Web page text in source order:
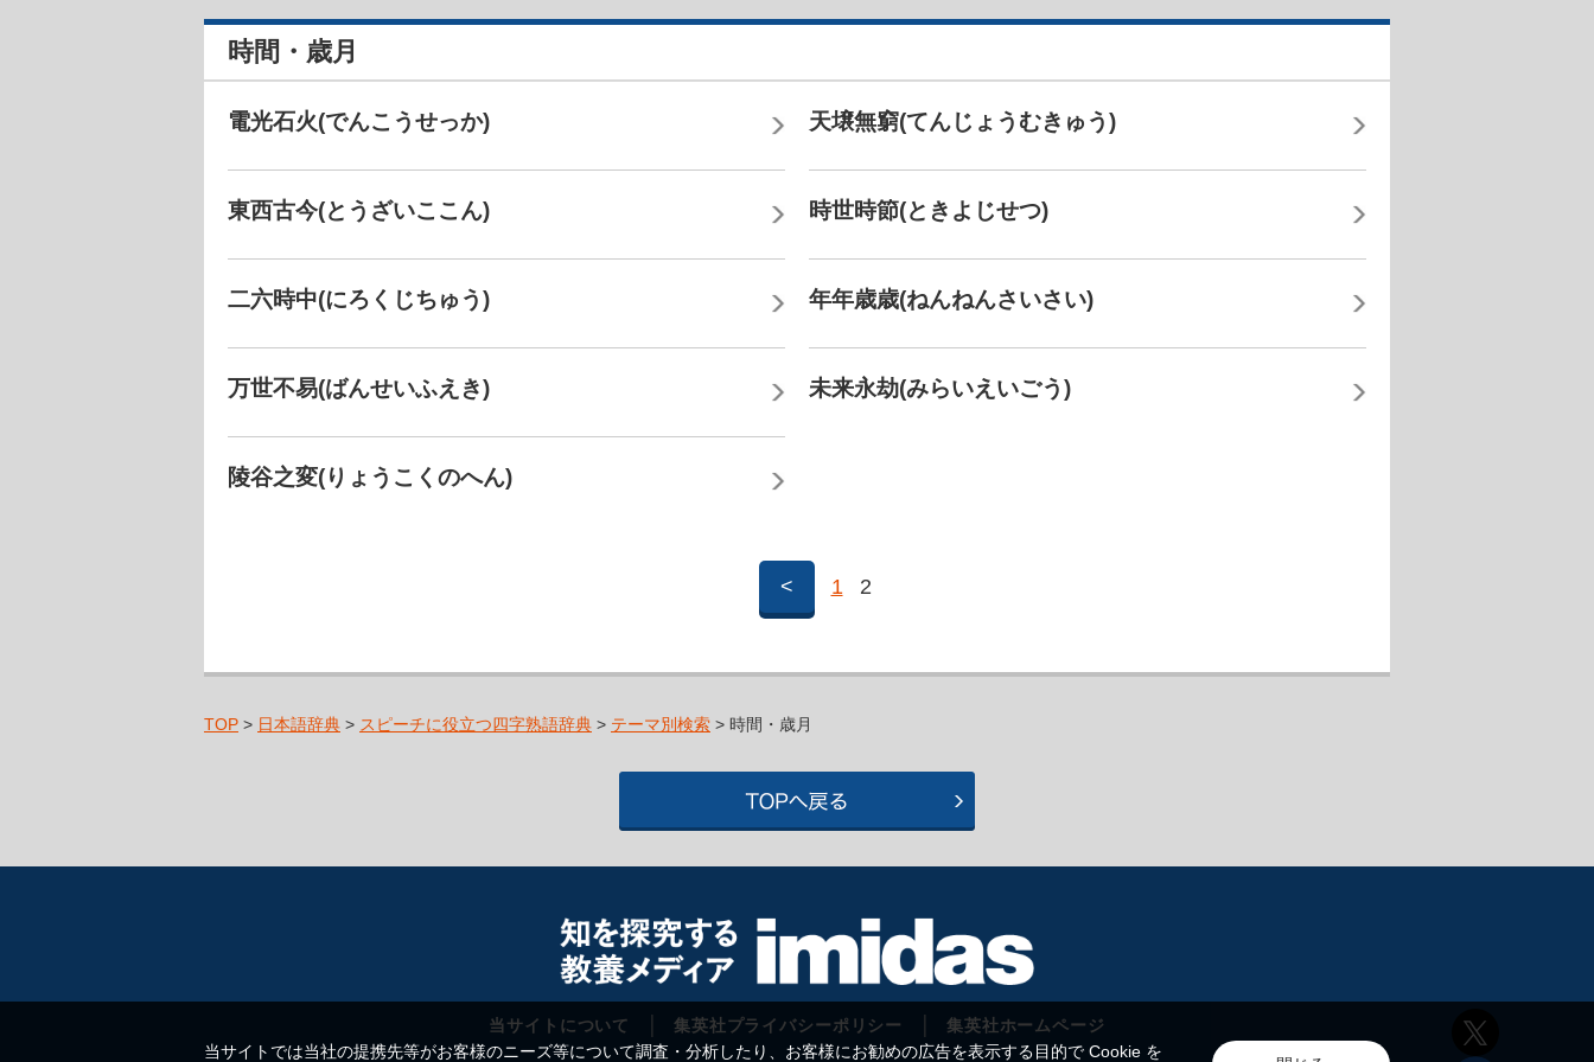
時間・歳月
電光石火(でんこうせっか) 天壌無窮(てんじょうむきゅう)
東西古今(とうざいここん) 時世時節(ときよじせつ)
二六時中(にろくじちゅう) 年年歳歳(ねんねんさいさい)
万世不易(ばんせいふえき) 未来永劫(みらいえいごう)
陵谷之変(りょうこくのへん)
< 1 2
TOP > 日本語辞典 > スピーチに役立つ四字熟語辞典 > テーマ別検索 > 時間・歳月
当サイトについて 集英社プライバシーポリシー
集英社ホームページ
当サイトでは当社の提携先等がお客様のニーズ等について調査・分析したり、お客様にお勧めの広告を表示する目的で Cookie を